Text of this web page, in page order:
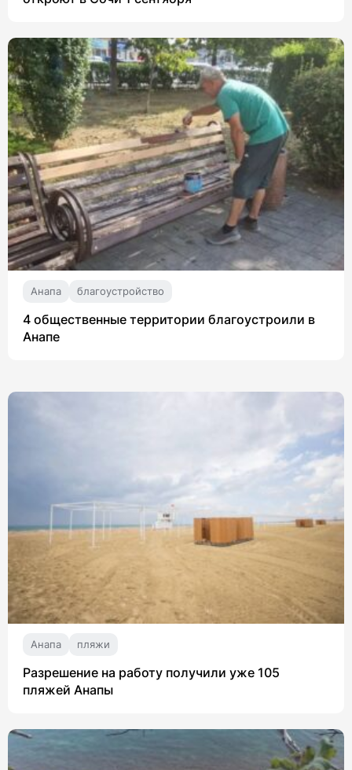
Анапа благоустройство
4 общественные территории благоустроили в
Анапе
Анапа пляжи
Разрешение на работу получили уже 105
пляжей Анапы